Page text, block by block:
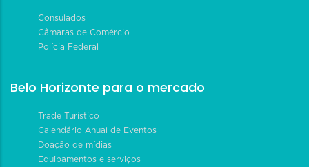
Consulados
Câmaras de Comércio
Polícia Federal
Belo Horizonte para o mercado
Trade Turístico
Calendário Anual de Eventos
Doação de mídias
Equipamentos e serviços